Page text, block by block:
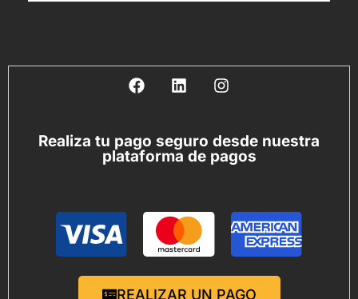
Realiza tu pago seguro desde nuestra
plataforma de pagos
REALIZAR UN PAGO